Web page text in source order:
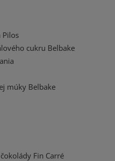
Pilos
cukru Belbake
múky Belbake
Fin Carré